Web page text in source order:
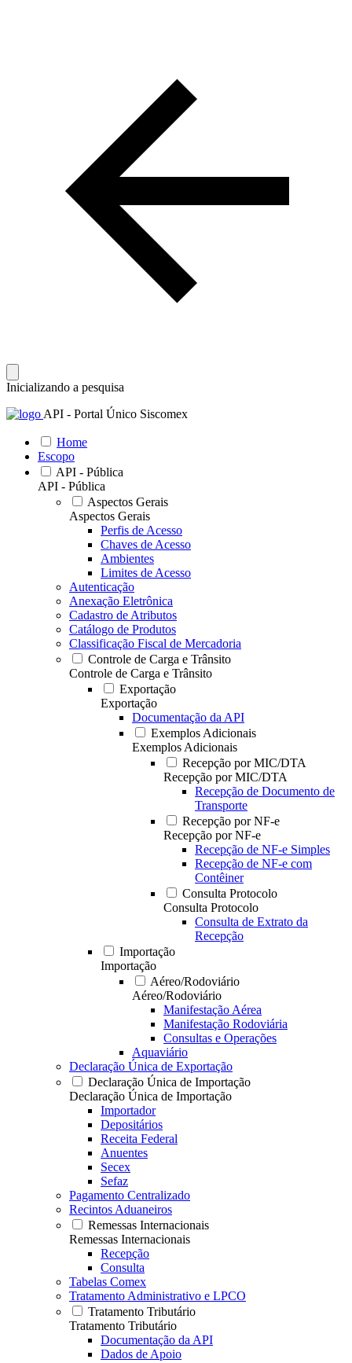
Inicializando a pesquisa
API - Portal Único Siscomex
Home
Escopo
API - Pública
API - Pública
Aspectos Gerais
Aspectos Gerais
Perfis de Acesso
Chaves de Acesso
Ambientes
Limites de Acesso
Autenticação
Anexação Eletrônica
Cadastro de Atributos
Catálogo de Produtos
Classificação Fiscal de Mercadoria
Controle de Carga e Trânsito
Controle de Carga e Trânsito
Exportação
Exportação
Documentação da API
Exemplos Adicionais
Exemplos Adicionais
Recepção por MIC/DTA
Recepção por MIC/DTA
Recepção de Documento de
Transporte
Recepção por NF-e
Recepção por NF-e
Recepção de NF-e Simples
Recepção de NF-e com
Contêiner
Consulta Protocolo
Consulta Protocolo
Consulta de Extrato da
Recepção
Importação
Importação
Aéreo/Rodoviário
Aéreo/Rodoviário
Manifestação Aérea
Manifestação Rodoviária
Consultas e Operações
Aquaviário
Declaração Única de Exportação
Declaração Única de Importação
Declaração Única de Importação
Importador
Depositários
Receita Federal
Anuentes
Secex
Sefaz
Pagamento Centralizado
Recintos Aduaneiros
Remessas Internacionais
Remessas Internacionais
Recepção
Consulta
Tabelas Comex
Tratamento Administrativo e LPCO
Tratamento Tributário
Tratamento Tributário
Documentação da API
Dados de Apoio